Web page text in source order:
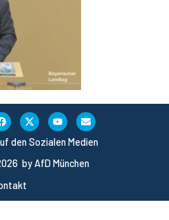
by AfD München
den Sozialen Medien